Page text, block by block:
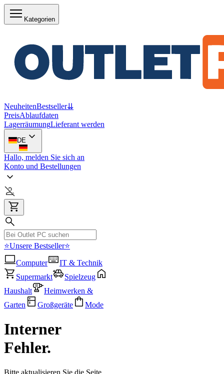
Kategorien
NeuheitenBestseller⇊
PreisAblaufdaten
LagerräumungLieferant werden
DE
Hallo, melden Sie sich an
Konto und Bestellungen
⭐Unsere Bestseller⭐
Computer
IT & Technik
Supermarkt
Spielzeug
Haushalt
Heimwerken &
Garten
Großgeräte Mode
Interner
Fehler.
Bitte aktualisieren Sie die Seite